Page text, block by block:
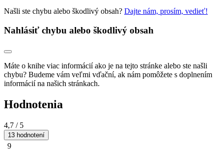
Našli ste chybu alebo škodlivý obsah? Dajte nám, prosím, vedieť!
Nahlásiť chybu alebo škodlivý obsah
Máte o knihe viac informácií ako je na tejto stránke alebo ste našli
chybu? Budeme vám veľmi vďační, ak nám pomôžete s doplnením
informácií na našich stránkach.
Hodnotenia
4,7 / 5
13 hodnotení
9